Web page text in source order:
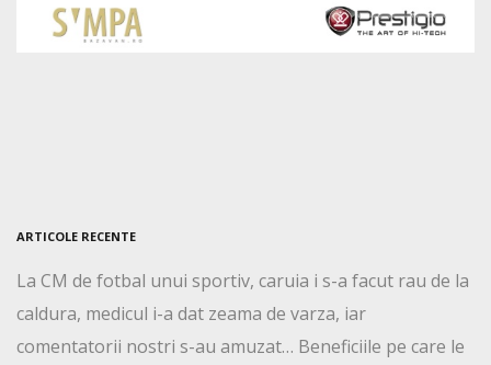
ARTICOLE RECENTE
La CM de fotbal unui sportiv, caruia i s-a facut rau de la
caldura, medicul i-a dat zeama de varza, iar
comentatorii nostri s-au amuzat… Beneficiile pe care le